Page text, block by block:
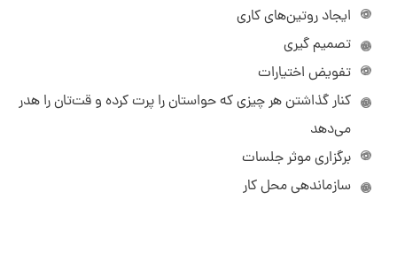
ایجاد روتین‌های کاری
تصمیم گیری
تفویض اختیارات
کنار گذاشتن هر چیزی که حواستان را پرت کرده و قت‌تان را هدر
می‌دهد
برگزاری موثر جلسات
سازماندهی محل کار